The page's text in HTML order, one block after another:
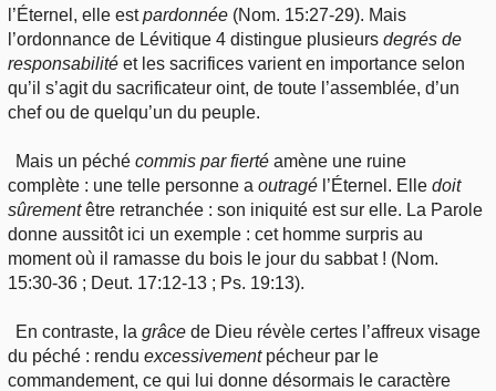
l’Éternel, elle estpardonnée (Nom. 15:27-29). Mais
l’ordonnance de Lévitique 4 distingue plusieurs degrés de
responsabilité et les sacrifices varient en importance selon
qu’il s’agit du sacrificateur oint, de toute l’assemblée, d’un
chef ou de quelqu’un du peuple.
Mais un péchécommis par fierté amène une ruine
complète : une telle personne a outragé l’Éternel. Elle doit
sûrementêtre retranchée : son iniquité est sur elle. La Parole
donne aussitôt ici un exemple : cet homme surpris au
moment où il ramasse du bois le jour du sabbat ! (Nom.
15:30-36 ; Deut. 17:12-13 ; Ps. 19:13).
En contraste, lagrâce de Dieu révèle certes l’affreux visage
du péché : rendu excessivementpécheur par le
commandement, ce qui lui donne désormais le caractère